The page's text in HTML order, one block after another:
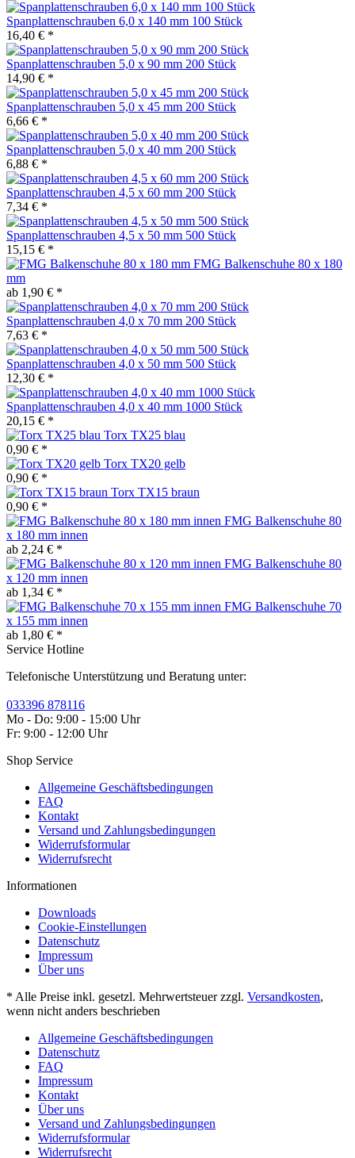
Spanplattenschrauben 6,0 x 140 mm 100 Stück
16,40 € *
Spanplattenschrauben 5,0 x 90 mm 200 Stück
14,90 € *
Spanplattenschrauben 5,0 x 45 mm 200 Stück
6,66 € *
Spanplattenschrauben 5,0 x 40 mm 200 Stück
6,88 € *
Spanplattenschrauben 4,5 x 60 mm 200 Stück
7,34 € *
Spanplattenschrauben 4,5 x 50 mm 500 Stück
15,15 € *
FMG Balkenschuhe 80 x 180
mm
ab 1,90 € *
Spanplattenschrauben 4,0 x 70 mm 200 Stück
7,63 € *
Spanplattenschrauben 4,0 x 50 mm 500 Stück
12,30 € *
Spanplattenschrauben 4,0 x 40 mm 1000 Stück
20,15 € *
Torx TX25 blau
0,90 € *
Torx TX20 gelb
0,90 € *
Torx TX15 braun
0,90 € *
FMG Balkenschuhe 80
x 180 mm innen
ab 2,24 € *
FMG Balkenschuhe 80
x 120 mm innen
ab 1,34 € *
FMG Balkenschuhe 70
x 155 mm innen
ab 1,80 € *
Service Hotline
Telefonische Unterstützung und Beratung unter:
033396 878116
Mo - Do: 9:00 - 15:00 Uhr
Fr: 9:00 - 12:00 Uhr
Shop Service
Allgemeine Geschäftsbedingungen
FAQ
Kontakt
Versand und Zahlungsbedingungen
Widerrufsformular
Widerrufsrecht
Informationen
Downloads
Cookie-Einstellungen
Datenschutz
Impressum
Über uns
* Alle Preise inkl. gesetzl. Mehrwertsteuer zzgl. Versandkosten,
wenn nicht anders beschrieben
Allgemeine Geschäftsbedingungen
Datenschutz
FAQ
Impressum
Kontakt
Über uns
Versand und Zahlungsbedingungen
Widerrufsformular
Widerrufsrecht